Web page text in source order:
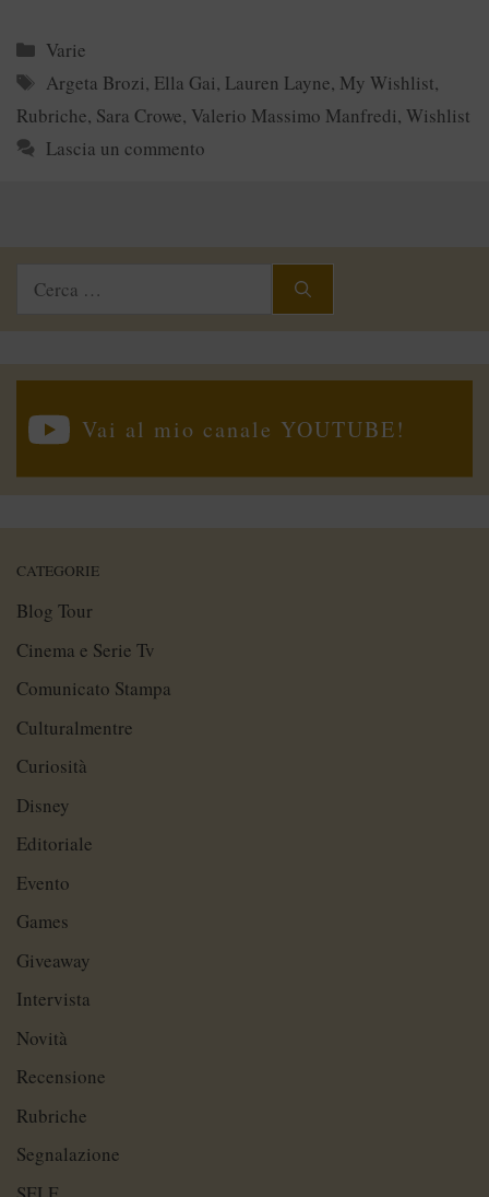
Categorie
Varie
Tag
Argeta Brozi, Ella Gai, Lauren Layne, My Wishlist,
Rubriche, Sara Crowe, Valerio Massimo Manfredi, Wishlist
Lascia un commento
Ricerca
Vai al mio canale YOUTUBE!
CATEGORIE
Blog Tour
Cinema e Serie Tv
Comunicato Stampa
Culturalmentre
Curiosità
Disney
Editoriale
Evento
Games
Giveaway
Intervista
Novità
Recensione
Rubriche
Segnalazione